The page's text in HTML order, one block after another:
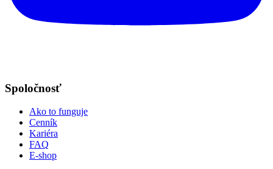
Spoločnosť
Ako to funguje
Cenník
Kariéra
FAQ
E-shop